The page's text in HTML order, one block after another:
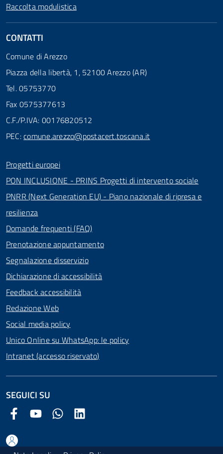
Raccolta modulistica
CONTATTI
Comune di Arezzo
Piazza della libertà, 1, 52100 Arezzo (AR)
Tel. 05753770
Fax 0575377613
C.F./P.IVA: 00176820512
PEC:comune.arezzo@postacert.toscana.it
Progetti europei
PON INCLUSIONE - PRINS Progetti di intervento sociale
PNRR (Next Generation EU) - Piano nazionale di ripresa e
resilienza
Domande frequenti (FAQ)
Prenotazione appuntamento
Segnalazione disservizio
Dichiarazione di accessibilità
Feedback accessibilità
Redazione Web
Social media policy
Unico Online su WhatsApp: le policy
Intranet (accesso riservato)
SEGUICI SU
Facebook Comune di Arezzo
Youtube Comune di Arezzo
Twitter Comune di Arezzo